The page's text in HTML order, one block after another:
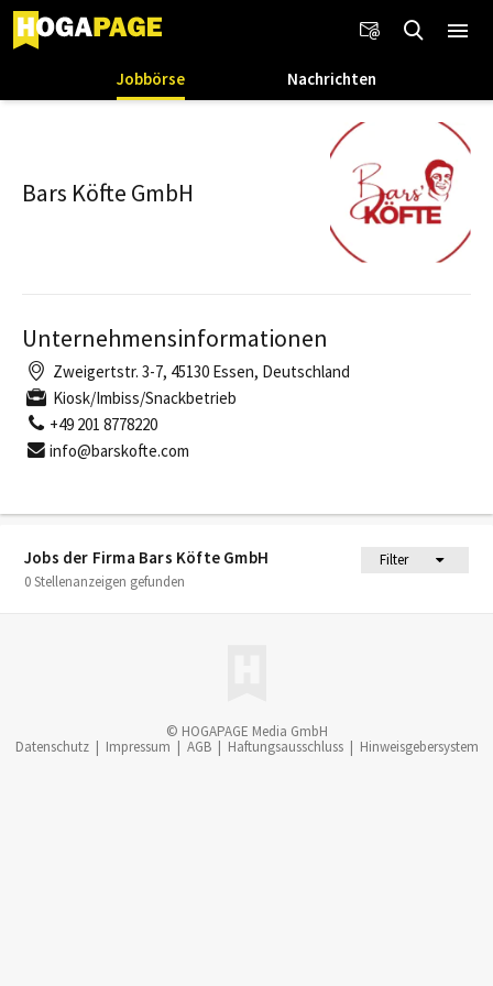
Jobbörse Nachrichten
Jobs der Firma Bars Köfte GmbH
Filter
0 Stellenanzeigen gefunden
Bars Köfte GmbH
Unternehmensinformationen
Zweigertstr. 3-7, 45130 Essen, Deutschland
Kiosk/Imbiss/Snackbetrieb
+49 201 8778220
info@barskofte.com
© HOGAPAGE Media GmbH
Datenschutz | Impressum | AGB | Haftungsausschluss | Hinweisgebersystem